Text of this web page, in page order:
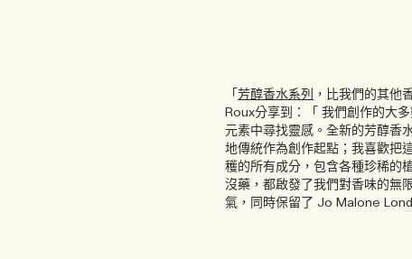
「 芳醇香水系列 ，比我們的其他
Roux分享到：「 我們創作的大
元素中尋找靈感。全新的芳醇香
地傳統作為創作起點；我喜歡把
穫的所有成分，包含各種珍稀的
沒藥，都啟發了我們對香味的無
氣，同時保留了 Jo Malone